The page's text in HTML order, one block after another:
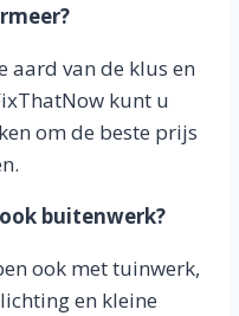
aard van de klus en
kunt u
om de beste prijs
buitenwerk?
ook met tuinwerk,
en kleine